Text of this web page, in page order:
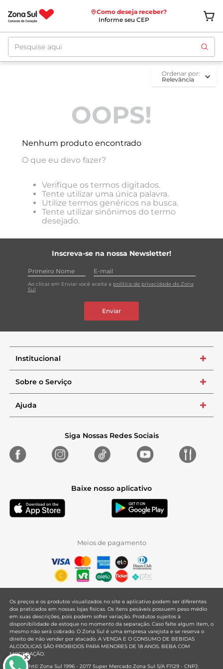
Como deseja receber?
Informe seu CEP
Pesquise aqui
ordenar por
Relevância
OOPS!
Nenhum produto encontrado
O que eu devo fazer?
Verifique os termos digitados.
Tente utilizar uma única palavra.
Utilize termos genéricos na busca.
Tente utilizar sinônimos do termo
desejado.
Inscreva-se na nossa Newsletter!
Ao clicar em Enviar você aceita a política de privacidade do Zona
Sul
Enviar
Institucional +
Sobre o Serviço +
Ajuda +
Siga Nossas Redes Sociais
Baixe nosso aplicativo
Meios de pagamento
Os preços e os produtos visualizados no site e aplicativo podem ser diferentes
dos praticados em nossas lojas físicas. Os itens pesáveis possuem peso médio
em suas descrições, pois podem sofrer variação. Produtos sujeitos à
disponibilidade de estoque no momento da separação. Caso falte algum item, o
mesmo não será cobrado. O Zona Sul é uma empresa varejista e se reserva o
direito de não vender por atacado. A VENDA E O CONSUMO DE BEBIDAS
ALCOÓLICAS SÃO PROIBIDOS PARA MENORES DE 18 ANOS. BEBA COM
MODERAÇÃO.
Copyright© Zona Sul 1996 - 2017 Super Mercado Zona Sul S/A F1129 - CNPJ: